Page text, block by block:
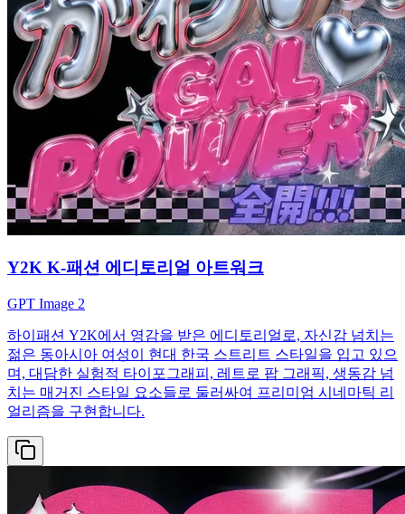
Y2K K-패션 에디토리얼 아트워크
GPT Image 2
하이패션 Y2K에서 영감을 받은 에디토리얼로, 자신감 넘치는
젊은 동아시아 여성이 현대 한국 스트리트 스타일을 입고 있으
며, 대담한 실험적 타이포그래피, 레트로 팝 그래픽, 생동감 넘
치는 매거진 스타일 요소들로 둘러싸여 프리미엄 시네마틱 리
얼리즘을 구현합니다.